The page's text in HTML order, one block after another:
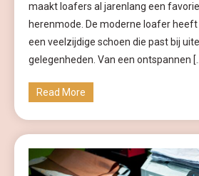
maakt loafers al jarenlang een
herenmode. De moderne loafer
een veelzijdige schoen die past bij
gelegenheden. Van een ontspannen
Read More